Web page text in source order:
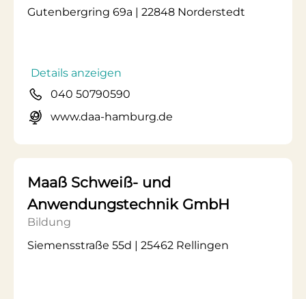
Gutenbergring 69a | 22848 Norderstedt
Details anzeigen
040 50790590
www.daa-hamburg.de
Maaß Schweiß- und
Anwendungstechnik GmbH
Bildung
Siemensstraße 55d | 25462 Rellingen